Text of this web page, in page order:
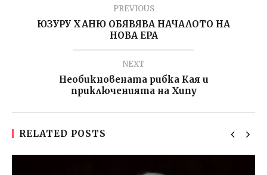
PREVIOUS
ЮЗУРУ ХАНЮ ОБЯВЯВА НАЧАЛОТО НА
НОВА ЕРА
NEXT
Необикновената рибка Кая и
приключенията на Хипу
RELATED POSTS